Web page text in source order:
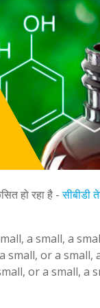
हो रहा है -सीबीडी
a small, a
small, or a
or a small, a